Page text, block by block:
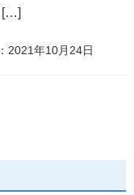
[…]
2021年10月24日